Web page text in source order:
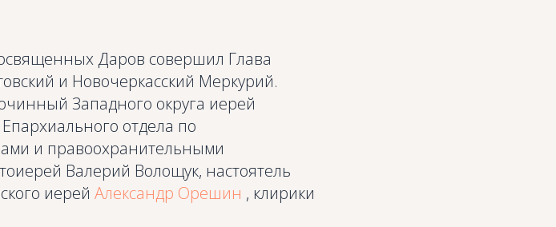
Даров совершил Глава
и Новочеркасский Меркурий.
Западного округа иерей
отдела по
и правоохранительными
Валерий Волощук, настоятель
иерей Александр Орешин , клирики